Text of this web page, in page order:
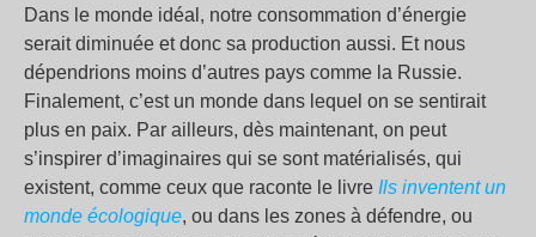
Dans le monde idéal, notre consommation d’énergie
serait diminuée et donc sa production aussi. Et nous
dépendrions moins d’autres pays comme la Russie.
Finalement, c’est un monde dans lequel on se sentirait
plus en paix. Par ailleurs, dès maintenant, on peut
s’inspirer d’imaginaires qui se sont matérialisés, qui
existent, comme ceux que raconte le livre Ils inventent un
monde écologique, ou dans les zones à défendre, ou